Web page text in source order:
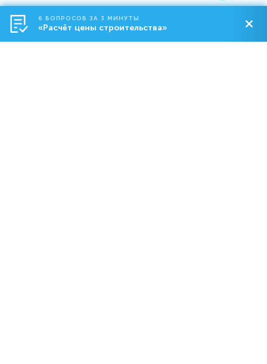
6 ВОПРОСОВ ЗА 3 МИНУТЫ
«Расчёт цены строительства»